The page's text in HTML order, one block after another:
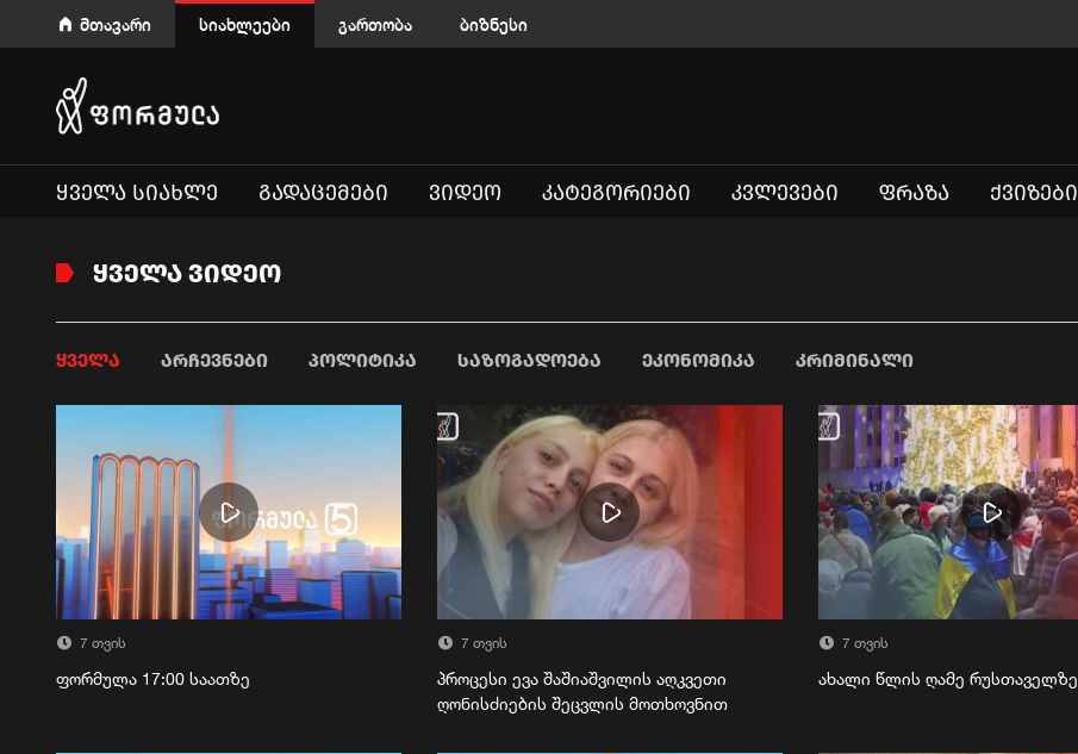
მთავარი სიახლეები გართობა ბიზნესი
ᲧᲕᲔᲚᲐ ᲡᲘᲐᲮᲚᲔ ᲒᲐᲓᲐᲪᲔᲛᲔᲑᲘ ᲕᲘᲓᲔᲝ ᲙᲐᲢᲔᲒᲝᲠᲘᲔᲑᲘ ᲙᲕᲚᲔᲕᲔᲑᲘ ᲤᲠᲐᲖᲐ ᲥᲕᲘᲖᲔᲑᲘ
ᲧᲕᲔᲚᲐ ᲕᲘᲓᲔᲝ
ᲧᲕᲔᲚᲐ ᲐᲠᲩᲔᲕᲜᲔᲑᲘ ᲞᲝᲚᲘᲢᲘᲙᲐ ᲡᲐᲖᲝᲒᲐᲓᲝᲔᲑᲐ ᲔᲙᲝᲜᲝᲛᲘᲙᲐ ᲙᲠᲘᲛᲘᲜᲐᲚᲘ
7 თვის
ფორმულა 17:00 საათზე
7 თვის
პროცესი ევა შაშიაშვილის აღკვეთი
ღონისძიების შეცვლის მოთხოვნით
7 თვის
ახალი წლის ღამე რუსთაველზე